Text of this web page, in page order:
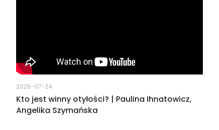
2026-07-24
Kto jest winny otyłości? | Paulina Ihnatowicz,
Angelika Szymańska